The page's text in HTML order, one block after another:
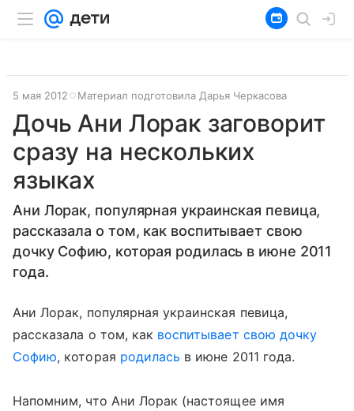
5 мая 2012 Материал подготовила Дарья Черкасова
Дочь Ани Лорак заговорит
сразу на нескольких
языках
Ани Лорак, популярная украинская певица,
рассказала о том, как воспитывает свою
дочку Софию, которая родилась в июне 2011
года.
Ани Лорак, популярная украинская певица,
рассказала о том, как воспитывает свою дочку
Софию, которая родилась в июне 2011 года.
Напомним, что Ани Лорак (настоящее имя